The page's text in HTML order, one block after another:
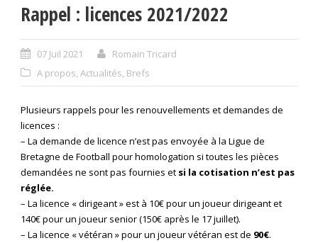
Rappel : licences 2021/2022
07 Juil 2021
Romain Tricard
A propos, Actualités, Brefs
Plusieurs rappels pour les renouvellements et demandes de
licences :
– La demande de licence n’est pas envoyée à la Ligue de
Bretagne de Football pour homologation si toutes les pièces
demandées ne sont pas fournies et si la cotisation n’est pas
réglée.
– La licence « dirigeant » est à 10€ pour un joueur dirigeant et
140€ pour un joueur senior (150€ après le 17 juillet).
– La licence « vétéran » pour un joueur vétéran est de 90€.